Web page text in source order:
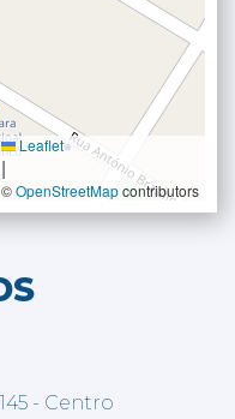
Leaflet
|
©OpenStreetMapcontributors
- Centro